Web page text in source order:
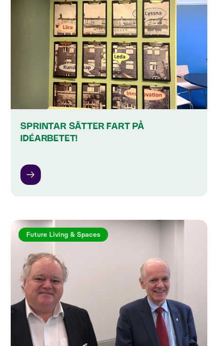
SPRINTAR SÄTTER FART PÅ
IDÉARBETET!
Future Living & Spaces